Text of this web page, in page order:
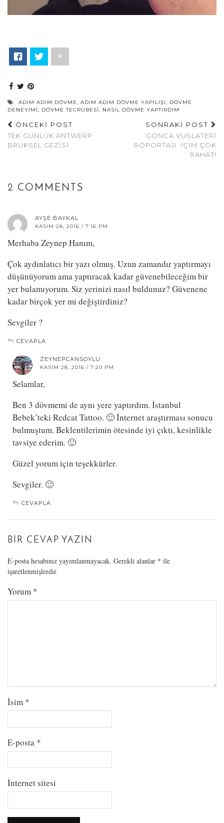
+
ADIM ADIM DÖVME, ADIM ADIM DÖVME YAPILIŞI, DÖVME
DENEYIMI, DÖVME TECRÜBESI, NASIL DÖVME YAPTIRDIM
ÖNCEKİ POST
TEK GÜNLÜK ANTWERP
BRÜKSEL GEZISI
SONRAKİ POST
GONCA VUSLATERI
RÖPORTAJI: İÇIM ÇOK
RAHAT!
2 COMMENTS
AYŞE BAYKAL
KASIM 28, 2016 / 7:16 PM
Merhaba Zeynep Hanım,
Çok aydınlatıcı bir yazı olmuş. Uzun zamandır yaptırmayı
düşünüyorum ama yaptıracak kadar güvenebileceğim bir
yer bulamıyorum. Siz yerinizi nasıl buldunuz? Güvenene
kadar birçok yer mi değiştirdiniz?
Sevgiler ?
CEVAPLA
ZEYNEPCANSOYLU
KASIM 28, 2016 / 7:20 PM
Selamlar,
Ben 3 dövmemi de aynı yere yaptırdım. İstanbul
Bebek’teki Redcat Tattoo. 🙂 İnternet araştırması sonucu
bulmuştum. Beklentilerimin ötesinde iyi çıktı, kesinlikle
tavsiye ederim. 🙂
Güzel yorum için teşekkürler.
Sevgiler. 🙂
CEVAPLA
BIR CEVAP YAZIN
E-posta hesabınız yayımlanmayacak. Gerekli alanlar * ile
işaretlenmişlerdir
Yorum *
İsim *
E-posta *
İnternet sitesi